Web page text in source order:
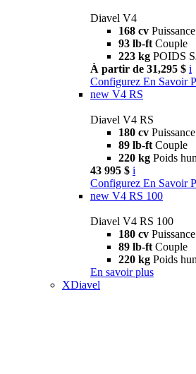
Diavel V4
168 cv Puissance
93 lb-ft Couple
223 kg POIDS
À partir de 31,295 $ i
Configurez En Savoir
new V4 RS
Diavel V4 RS
180 cv Puissance
89 lb-ft Couple
220 kg Poids
43 995 $ i
Configurez En Savoir
new V4 RS 100
Diavel V4 RS 100
180 cv Puissance
89 lb-ft Couple
220 kg Poids
En savoir plus
XDiavel